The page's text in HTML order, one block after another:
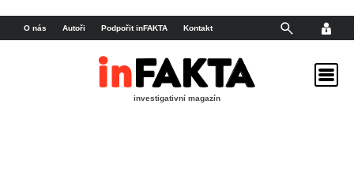
investigativní magazín
O nás Autoři Podpořit inFAKTA Kontakt